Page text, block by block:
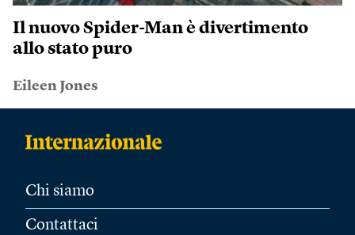
Il nuovo Spider-Man è divertimento
allo stato puro
Eileen Jones
Chi siamo
Contattaci